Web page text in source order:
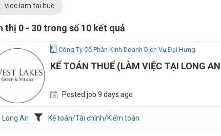
viec lam tai hue
thị 0 - 30 trong số 10 kết quả
Công Ty Cổ Phần Kinh Doanh Dịch Vụ Đại Hưng
KẾ TOÁN THUẾ (LÀM VIỆC TẠI LONG
Posted job 9 days ago
Long An Kế toán/Tài chính/Kiểm toán